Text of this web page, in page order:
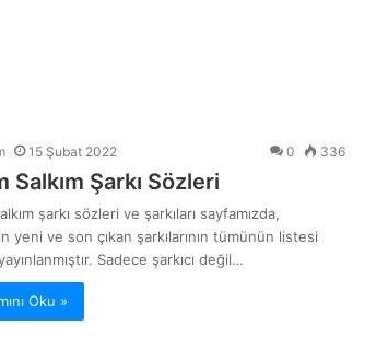
15 Şubat 2022 0 336
Salkım Şarkı Sözleri
şarkı sözleri ve şarkıları sayfamızda,
yeni ve son çıkan şarkılarının tümünün listesi
Sadece şarkıcı değil…
Oku »